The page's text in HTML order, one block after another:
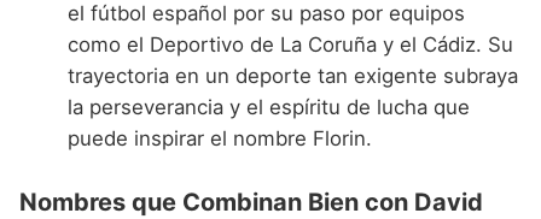
el fútbol español por su paso por equipos
como el Deportivo de La Coruña y el Cádiz. Su
trayectoria en un deporte tan exigente subraya
la perseverancia y el espíritu de lucha que
puede inspirar el nombre Florin.
Nombres que Combinan Bien con David